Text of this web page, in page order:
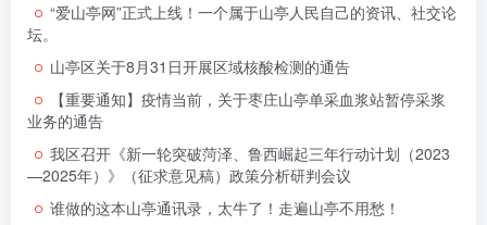
“爱山亭网”正式上线！一个属于山亭人民自己的资讯、社交论
坛。
山亭区关于8月31日开展区域核酸检测的通告
【重要通知】疫情当前，关于枣庄山亭单采血浆站暂停采浆
业务的通告
我区召开《新一轮突破菏泽、鲁西崛起三年行动计划（2023
—2025年）》（征求意见稿）政策分析研判会议
谁做的这本山亭通讯录，太牛了！走遍山亭不用愁！